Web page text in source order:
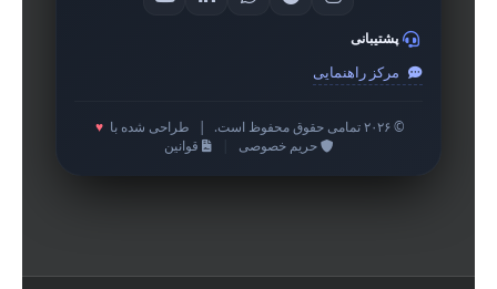
پشتیبانی
مرکز راهنمایی
© ۲۰۲۶ تمامی حقوق محفوظ است. طراحی شده با ♥
حریم خصوصی
قوانین